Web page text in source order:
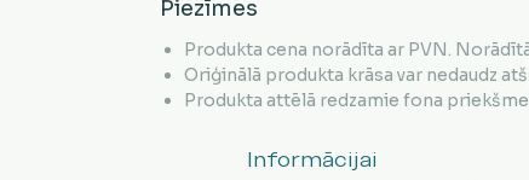
Piezīmes
Produkta cena norādīta ar PVN.
Oriģinālā produkta krāsa var nedaudz
Produkta attēlā redzamie fona
Informācijai